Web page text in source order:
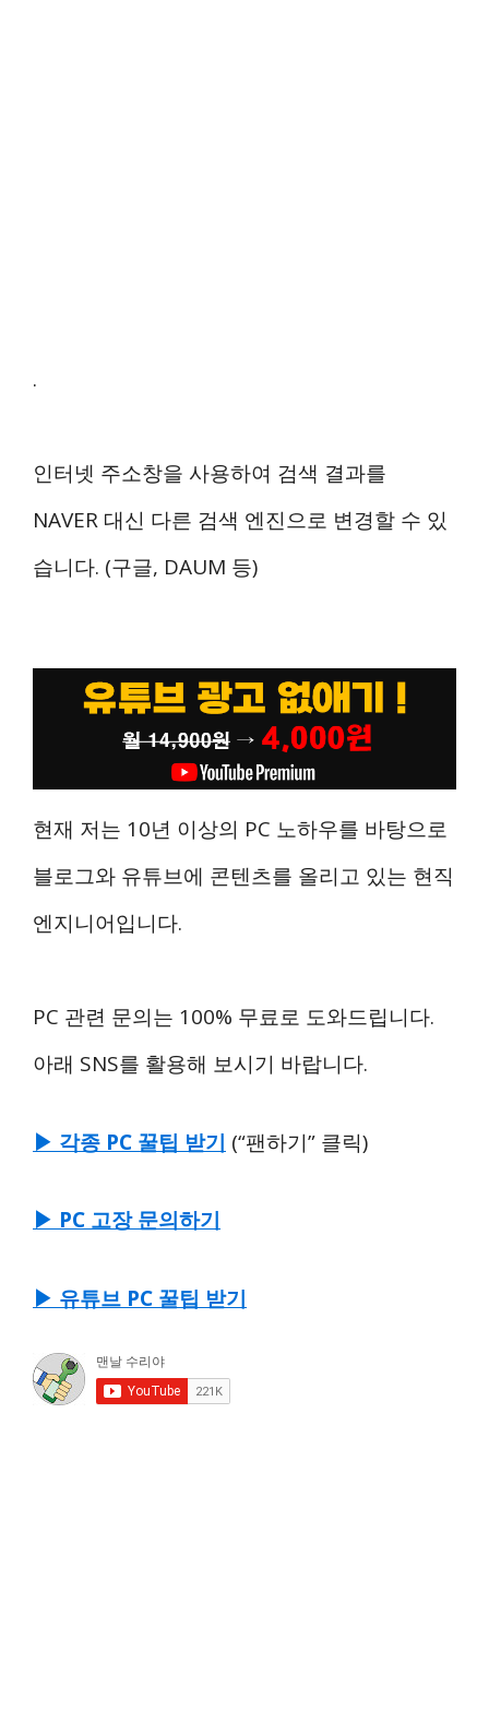
.
인터넷 주소창을 사용하여 검색 결과를
NAVER 대신 다른 검색 엔진으로 변경할 수 있
습니다. (구글, DAUM 등)
현재 저는 10년 이상의 PC 노하우를 바탕으로
블로그와 유튜브에 콘텐츠를 올리고 있는 현직
엔지니어입니다.
PC 관련 문의는 100% 무료로 도와드립니다.
아래 SNS를 활용해 보시기 바랍니다.
▶ 각종 PC 꿀팁 받기 (“팬하기” 클릭)
▶ PC 고장 문의하기
▶ 유튜브 PC 꿀팁 받기